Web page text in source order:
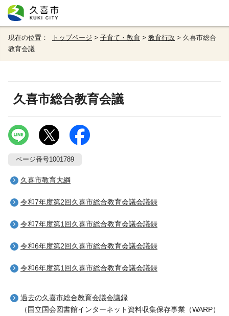
現在の位置： トップページ > 子育て・教育 > 教育行政 > 久喜市総合
教育会議
久喜市総合教育会議
ページ番号1001789
久喜市教育大綱
令和7年度第2回久喜市総合教育会議会議録
令和7年度第1回久喜市総合教育会議会議録
令和6年度第2回久喜市総合教育会議会議録
令和6年度第1回久喜市総合教育会議会議録
過去の久喜市総合教育会議会議録
（国立国会図書館インターネット資料収集保存事業（WARP）